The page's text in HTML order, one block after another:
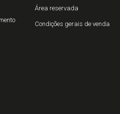
Área reservada
Condições gerais de venda